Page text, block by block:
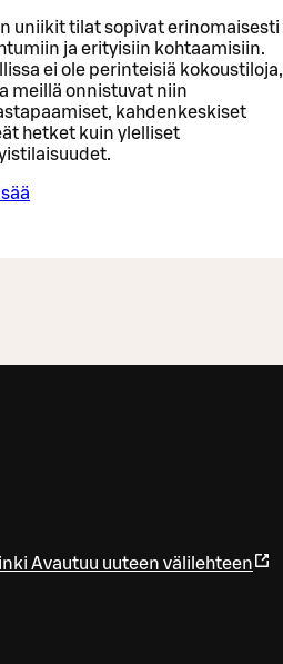
uniikit tilat sopivat erinomaisesti
ja erityisiin kohtaamisiin.
ei ole perinteisiä kokoustiloja,
meillä onnistuvat niin
kahdenkeskiset
hetket kuin ylelliset
Avautuu uuteen välilehteen